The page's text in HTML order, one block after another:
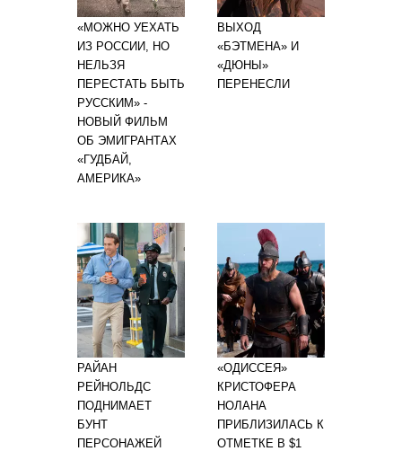
«МОЖНО УЕХАТЬ
ИЗ РОССИИ, НО
НЕЛЬЗЯ
ПЕРЕСТАТЬ БЫТЬ
РУССКИМ» -
НОВЫЙ ФИЛЬМ
ОБ ЭМИГРАНТАХ
«ГУДБАЙ,
АМЕРИКА»
ВЫХОД
«БЭТМЕНА» И
«ДЮНЫ»
ПЕРЕНЕСЛИ
РАЙАН
РЕЙНОЛЬДС
ПОДНИМАЕТ
БУНТ
ПЕРСОНАЖЕЙ
«ОДИССЕЯ»
КРИСТОФЕРА
НОЛАНА
ПРИБЛИЗИЛАСЬ К
ОТМЕТКЕ В $1